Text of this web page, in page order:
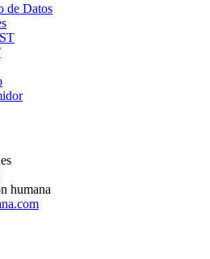
de Datos
in
new
window
in
Opens
humana